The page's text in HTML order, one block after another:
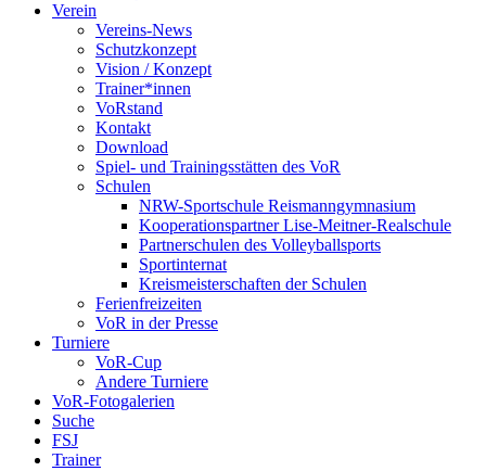
Verein
Vereins-News
Schutzkonzept
Vision / Konzept
Trainer*innen
VoRstand
Kontakt
Download
Spiel- und Trainingsstätten des VoR
Schulen
NRW-Sportschule Reismanngymnasium
Kooperationspartner Lise-Meitner-Realschule
Partnerschulen des Volleyballsports
Sportinternat
Kreismeisterschaften der Schulen
Ferienfreizeiten
VoR in der Presse
Turniere
VoR-Cup
Andere Turniere
VoR-Fotogalerien
Suche
FSJ
Trainer